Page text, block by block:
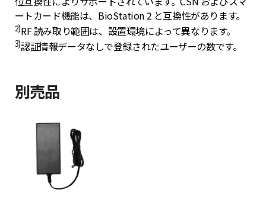
ートカード機能は、BioStation 2 と互換性があります。
2)RF 読み取り範囲は、設置環境によって異なります。
3)認証情報データなしで登録されたユーザーの数です。
別売品